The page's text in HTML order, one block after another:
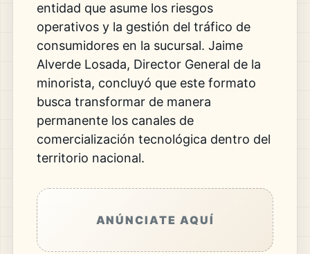
entidad que asume los riesgos
operativos y la gestión del tráfico de
consumidores en la sucursal. Jaime
Alverde Losada, Director General de la
minorista, concluyó que este formato
busca transformar de manera
permanente los canales de
comercialización tecnológica dentro del
territorio nacional.
ANÚNCIATE AQUÍ